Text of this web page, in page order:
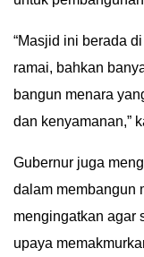
“Masjid ini berada
ramai, bahkan
bangun menara
dan kenyamanan,”
Gubernur juga
dalam membangun
mengingatkan agar
upaya